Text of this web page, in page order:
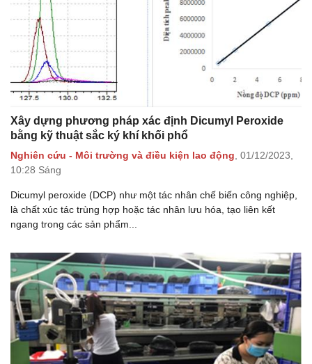
Xây dựng phương pháp xác định Dicumyl Peroxide
bằng kỹ thuật sắc ký khí khối phổ
Nghiên cứu - Môi trường và điều kiện lao động, 01/12/2023,
10:28 Sáng
Dicumyl peroxide (DCP) như một tác nhân chế biến công nghiệp,
là chất xúc tác trùng hợp hoặc tác nhân lưu hóa, tạo liên kết
ngang trong các sản phẩm...